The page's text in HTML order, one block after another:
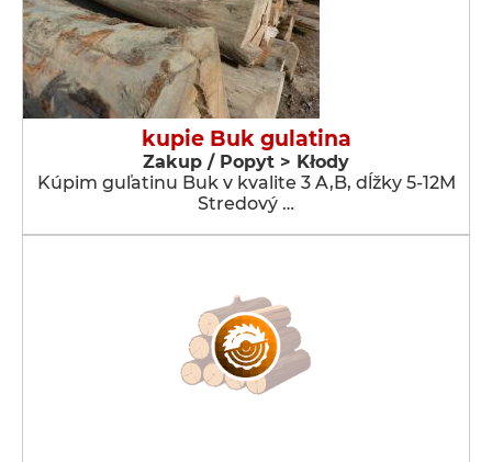
kupie Buk gulatina
Zakup / Popyt > Kłody
Kúpim guľatinu Buk v kvalite 3 A,B, dĺžky 5-12M
Stredový …